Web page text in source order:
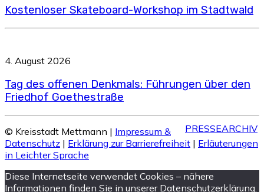
Kostenloser Skateboard-Workshop im Stadtwald
4. August 2026
Tag des offenen Denkmals: Führungen über den
Friedhof Goethestraße
PRESSEARCHIV
© Kreisstadt Mettmann | Impressum &
Datenschutz | Erklärung zur Barrierefreiheit | Erläuterungen
in Leichter Sprache
Diese Internetseite verwendet Cookies – nähere
Informationen finden Sie in unserer Datenschutzerklärung.